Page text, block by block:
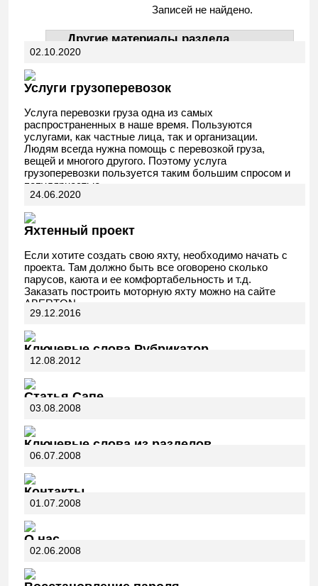
Записей не найдено.
Другие материалы раздела
АвтоДела
02.10.2020
Услуги грузоперевозок
Услуга перевозки груза одна из самых
распространенных в наше время. Пользуются
услугами, как частные лица, так и организации.
Людям всегда нужна помощь с перевозкой груза,
вещей и многого другого. Поэтому услуга
грузоперевозки пользуется таким большим спросом и
популярностью.
24.06.2020
Яхтенный проект
Если хотите создать свою яхту, необходимо начать с
проекта. Там должно быть все оговорено сколько
парусов, каюта и ее комфортабельность и т.д.
Заказать построить моторную яхту можно на сайте
ABERTON.
29.12.2016
Ключевые слова Рубрикатор
12.08.2012
Статья Сапе
03.08.2008
Ключевые слова из разделов
06.07.2008
Контакты
01.07.2008
О нас
02.06.2008